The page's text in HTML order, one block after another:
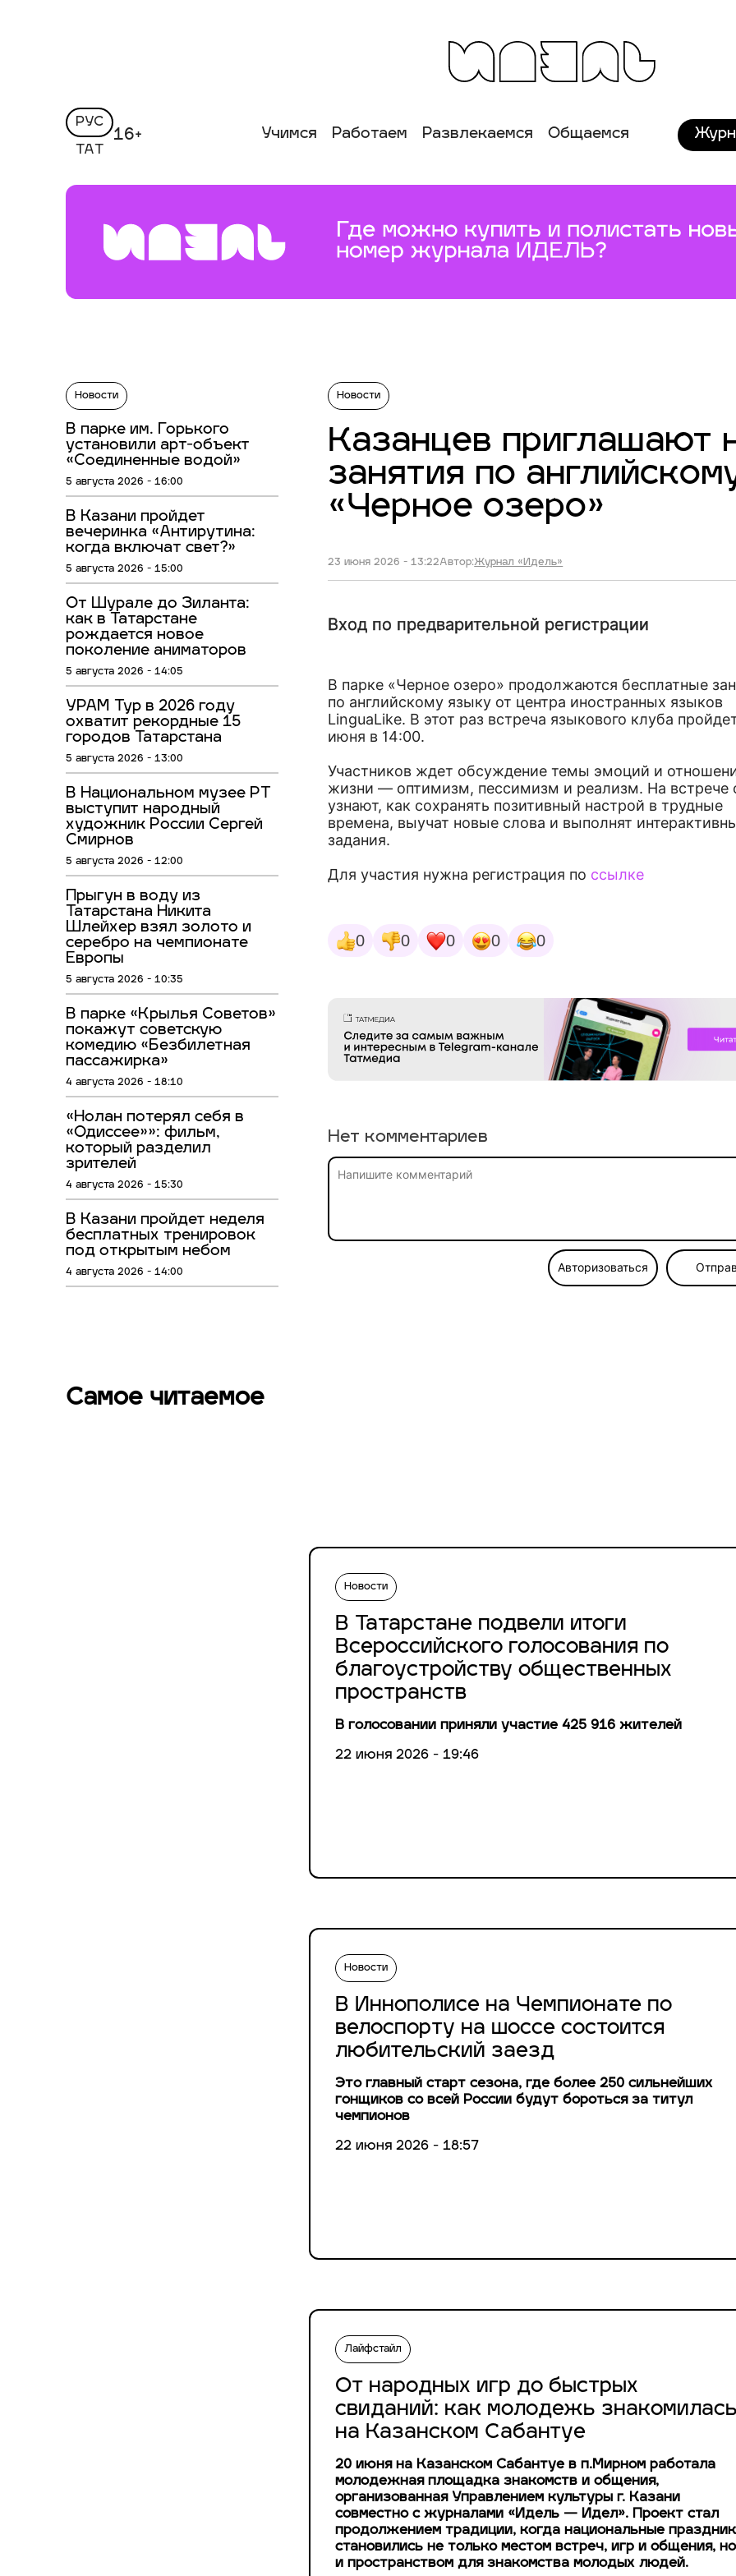
РУС
ТАТ
16+ Учимся Работаем Развлекаемся Общаемся
Новости
В парке им. Горького
установили арт-объект
«Соединенные водой»
5 августа 2026 - 16:00
В Казани пройдет
вечеринка «Антирутина:
когда включат свет?»
5 августа 2026 - 15:00
От Шурале до Зиланта:
как в Татарстане
рождается новое
поколение аниматоров
5 августа 2026 - 14:05
УРАМ Тур в 2026 году
охватит рекордные 15
городов Татарстана
5 августа 2026 - 13:00
В Национальном музее РТ
выступит народный
художник России Сергей
Смирнов
5 августа 2026 - 12:00
Прыгун в воду из
Татарстана Никита
Шлейхер взял золото и
серебро на чемпионате
Европы
5 августа 2026 - 10:35
В парке «Крылья Советов»
покажут советскую
комедию «Безбилетная
пассажирка»
4 августа 2026 - 18:10
«Нолан потерял себя в
«Одиссее»»: фильм,
который разделил
зрителей
4 августа 2026 - 15:30
В Казани пройдет неделя
бесплатных тренировок
под открытым небом
4 августа 2026 - 14:00
Новости
Казанцев приглашают
занятия по
«Черное озеро»
23 июня 2026 - 13:22Автор:Журнал «Идель»
Вход по предварительной регистрации
В парке «Черное озеро» продолжаются бесплатные
по английскому языку от центра иностранных языков
LinguaLike. В этот раз встреча языкового клуба
июня в 14:00.
Участников ждет обсуждение темы эмоций и
жизни — оптимизм, пессимизм и реализм. На встрече
узнают, как сохранять позитивный настрой в трудные
времена, выучат новые слова и выполнят
задания.
Для участия нужна регистрация по ссылке
0 0 0 0 0
Нет комментариев
Авторизоваться
Самое читаемое
Новости
В Татарстане подвели итоги
Всероссийского голосования по
благоустройству общественных
пространств
В голосовании приняли участие 425 916 жителей
22 июня 2026 - 19:46
Новости
В Иннополисе на Чемпионате по
велоспорту на шоссе состоится
любительский заезд
Это главный старт сезона, где более 250 сильнейших
гонщиков со всей России будут бороться за титул
чемпионов
22 июня 2026 - 18:57
Лайфстайл
От народных игр до быстрых
свиданий: как молодежь
на Казанском Сабантуе
20 июня на Казанском Сабантуе в п.Мирном работала
молодежная площадка знакомств и общения,
организованная Управлением культуры г. Казани
совместно с журналами «Идель — Идел». Проект стал
продолжением традиции, когда национальные
становились не только местом встреч, игр и общения, но
и пространством для знакомства молодых людей.